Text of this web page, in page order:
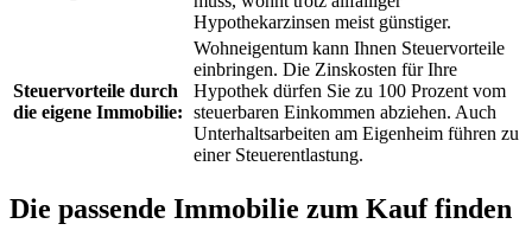
Hypothekarzinsen meist günstiger.
Steuervorteile durch
die eigene Immobilie:
Wohneigentum kann Ihnen Steuervorteile
einbringen. Die Zinskosten für Ihre
Hypothek dürfen Sie zu 100 Prozent vom
steuerbaren Einkommen abziehen. Auch
Unterhaltsarbeiten am Eigenheim führen zu
einer Steuerentlastung.
Die passende Immobilie zum Kauf finden